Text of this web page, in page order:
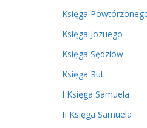
Księga
Księga Jozuego
Księga Sędziów
Księga Rut
I Księga Samuela
II Księga Samuela